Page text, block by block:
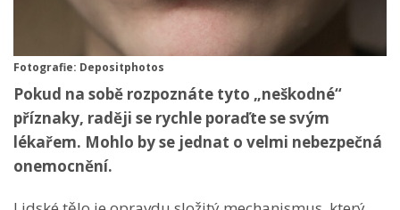
Fotografie: Depositphotos
Pokud na sobě rozpoznáte tyto „neškodné“
příznaky, raději se rychle poraďte se svým
lékařem. Mohlo by se jednat o velmi nebezpečná
onemocnění.